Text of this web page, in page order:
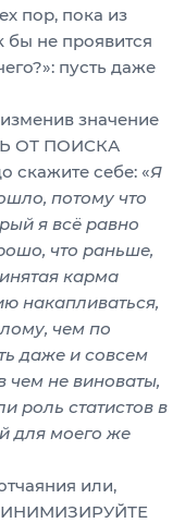
пор, пока из
бы не проявится
пусть даже
значение
ОТ ПОИСКА
себе: «Я
потому что
я всё равно
что раньше,
карма
накапливаться,
чем по
даже и совсем
чем не виноваты,
роль статистов в
для моего же
или,